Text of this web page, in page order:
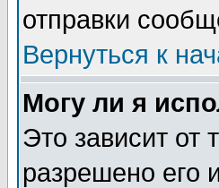
отправки
Вернуться к
Могу ли я
Это зависит от
разрешено его